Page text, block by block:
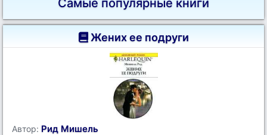
Самые популярные книги
Жених ее подруги
Автор: Рид Мишель